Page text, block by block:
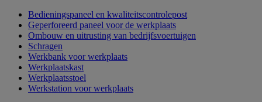
Bedieningspaneel en kwaliteitscontrolepost
Geperforeerd paneel voor de werkplaats
Ombouw en uitrusting van bedrijfsvoertuigen
Schragen
Werkbank voor werkplaats
Werkplaatskast
Werkplaatsstoel
Werkstation voor werkplaats